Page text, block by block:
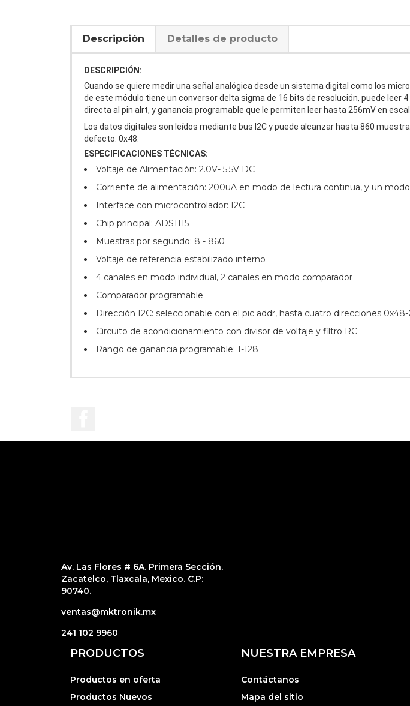
Descripción Detalles de producto
DESCRIPCIÓN:
Cuando se quiere medir una señal analógica desde un sistema digital como los
de este módulo tiene un conversor delta sigma de 16 bits de resolución, puede leer
directa al pin alrt, y ganancia programable que le permiten leer hasta 256mV en
Los datos digitales son leídos mediante bus I2C y puede alcanzar hasta 860
defecto: 0x48.
ESPECIFICACIONES TÉCNICAS:
Voltaje de Alimentación: 2.0V- 5.5V DC
Corriente de alimentación: 200uA en modo de lectura continua, y un
Interface con microcontrolador: I2C
Chip principal: ADS1115
Muestras por segundo: 8 - 860
Voltaje de referencia estabilizado interno
4 canales en modo individual, 2 canales en modo comparador
Comparador programable
Dirección I2C: seleccionable con el pic addr, hasta cuatro direcciones 0x48-
Circuito de acondicionamiento con divisor de voltaje y filtro RC
Rango de ganancia programable: 1-128
Av. Las Flores # 6A. Primera Sección.
Zacatelco, Tlaxcala, Mexico. C.P:
90740.
ventas@mktronik.mx
241 102 9960
PRODUCTOS
Productos en oferta
Productos Nuevos
NUESTRA EMPRESA
Contáctanos
Mapa del sitio